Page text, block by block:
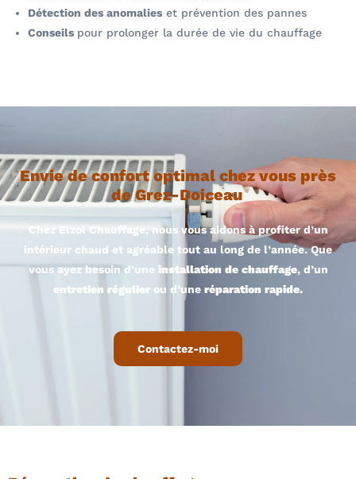
Détection des anomalies et prévention des pannes
Conseils pour prolonger la durée de vie du chauffage
Envie de confort optimal chez vous près
de Grez-Doiceau
Chez Elzol Chauffage, nous vous aidons à profiter d’un
intérieur chaud et agréable tout au long de l’année. Que
vous ayez besoin d’une installation de chauffage, d’un
entretien régulier ou d’une réparation rapide.
Contactez-moi